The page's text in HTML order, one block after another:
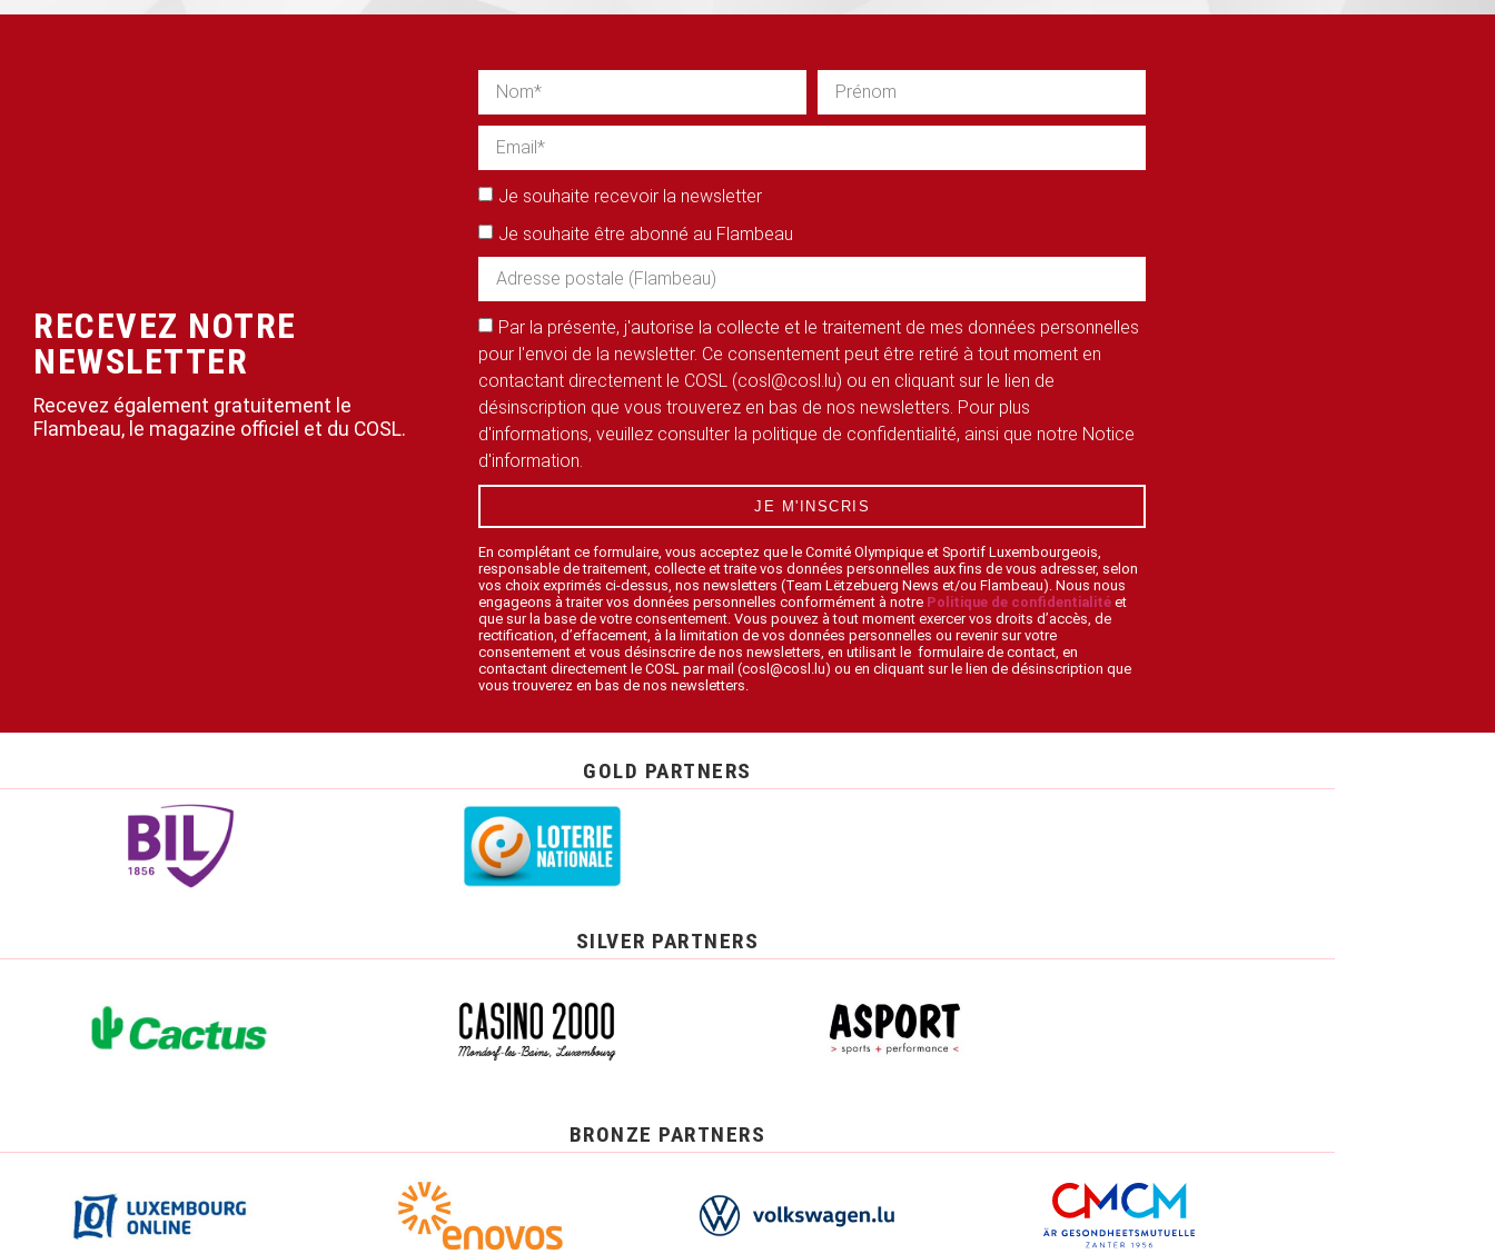
RECEVEZ NOTRE
NEWSLETTER
Recevez également gratuitement le
Flambeau, le magazine officiel et du COSL.
Je souhaite recevoir la newsletter
Je souhaite être abonné au Flambeau
Par la présente, j'autorise la collecte et le traitement de mes données personnelles
pour l'envoi de la newsletter. Ce consentement peut être retiré à tout moment en
contactant directement le COSL (cosl@cosl.lu) ou en cliquant sur le lien de
désinscription que vous trouverez en bas de nos newsletters. Pour plus
d'informations, veuillez consulter la politique de confidentialité, ainsi que notre Notice
d'information.
JE M'INSCRIS
En complétant ce formulaire, vous acceptez que le Comité Olympique et Sportif Luxembourgeois,
responsable de traitement, collecte et traite vos données personnelles aux fins de vous adresser, selon
vos choix exprimés ci-dessus, nos newsletters (Team Lëtzebuerg News et/ou Flambeau). Nous nous
engageons à traiter vos données personnelles conformément à notre Politique de confidentialité et
que sur la base de votre consentement. Vous pouvez à tout moment exercer vos droits d’accès, de
rectification, d’effacement, à la limitation de vos données personnelles ou revenir sur votre
consentement et vous désinscrire de nos newsletters, en utilisant le formulaire de contact, en
contactant directement le COSL par mail (cosl@cosl.lu) ou en cliquant sur le lien de désinscription que
vous trouverez en bas de nos newsletters.
GOLD PARTNERS
SILVER PARTNERS
BRONZE PARTNERS